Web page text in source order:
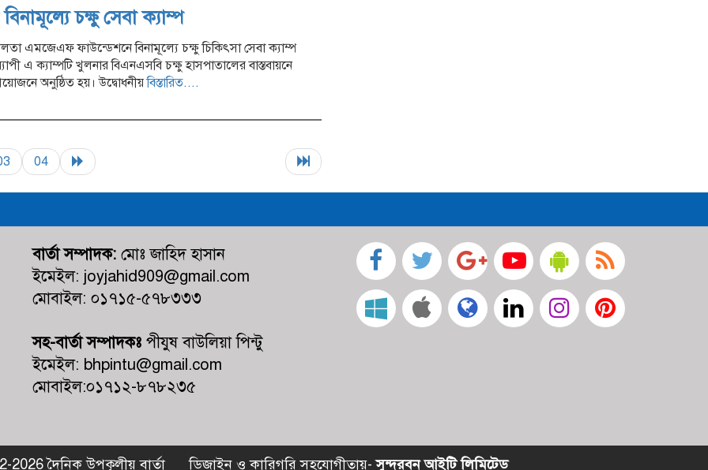
চক্ষু সেবা ক্যাম্প
নলতা এমজেএফ ফাউন্ডেশনে বিনামূল্যে চক্ষু চিকিৎসা সেবা ক্যাম্প
এ ক্যাম্পটি খুলনার বিএনএসবি চক্ষু হাসপাতালের বাস্তবায়নে
অনুষ্ঠিত হয়। উদ্বোধনীয়বিস্তারিত....
04
বার্তা সম্পাদক:মোঃ জাহিদ হাসান
ইমেইল: joyjahid909@gmail.com
মোবাইল: ০১৭১৫-৫৭৮৩৩৩
সহ-বার্তা সম্পাদকঃপীযুষ বাউলিয়া পিন্টু
ইমেইল: bhpintu@gmail.com
মোবাইল:০১৭১২-৮৭৮২৩৫
দৈনিক উপকূলীয় বার্তা ডিজাইন ও কারিগরি সহযোগীতায়-সুন্দরবন আইটি লিমিটেড